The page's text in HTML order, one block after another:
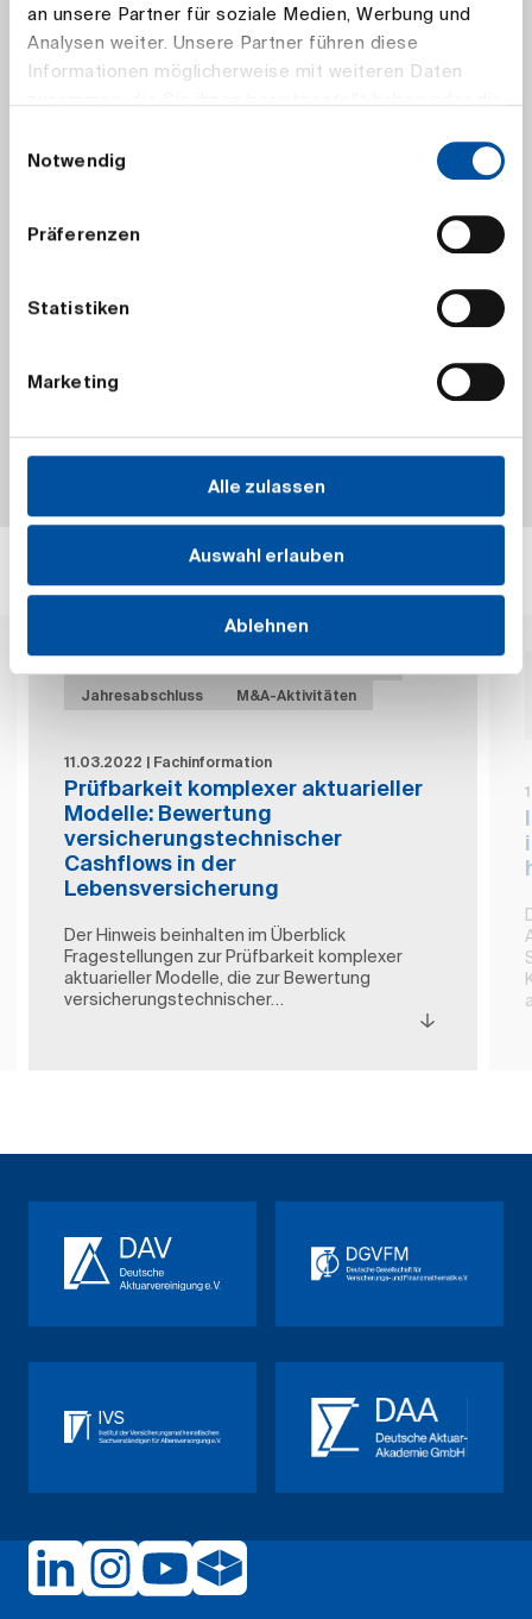
an unsere Partner für soziale Medien, Werbung und
Analysen weiter. Unsere Partner führen diese
Informationen möglicherweise mit weiteren Daten
haben.
Notwendig
Präferenzen
Statistiken
Marketing
Alle zulassen
Auswahl erlauben
Ablehnen
+49 (0) 221 912 554-210
Verwandte Fachinformation
Jahresabschluss
M&A-Aktivitäten
11.03.2022 | Fachinformation
Prüfbarkeit komplexer aktuarieller
Modelle: Bewertung
versicherungstechnischer
Cashflows in der
Lebensversicherung
Der Hinweis beinhalten im Überblick
Fragestellungen zur Prüfbarkeit komplexer
aktuarieller Modelle, die zur Bewertung
versicherungstechnischer…